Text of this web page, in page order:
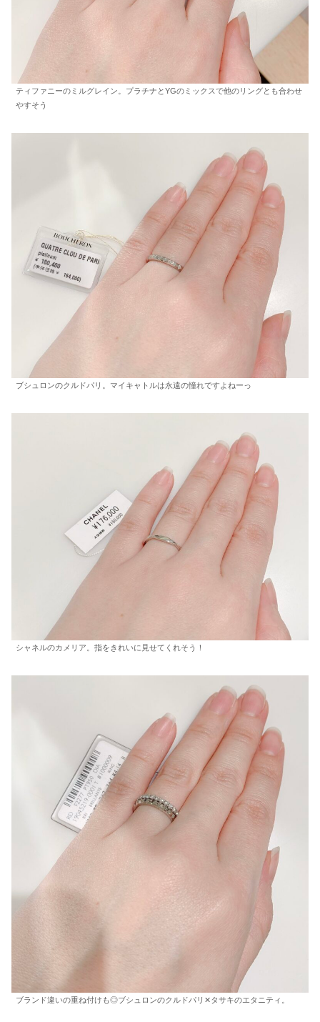
ティファニーのミルグレイン。プラチナとYGのミックスで他のリングとも合わせ
やすそう
ブシュロンのクルドパリ。マイキャトルは永遠の憧れですよねーっ
シャネルのカメリア。指をきれいに見せてくれそう！
ブランド違いの重ね付けも◎ブシュロンのクルドパリ✕タサキのエタニティ。